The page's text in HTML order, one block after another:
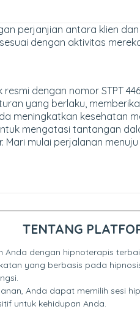
perjanjian antara klien
dengan aktivitas
dengan nomor STPT
yang berlaku,
meningkatkan kesehatan
mengatasi tantangan
Mari mulai perjalanan
TENTANG
dengan hipnoterapis
yang berbasis pada
Anda dapat memilih sesi
untuk kehidupan Anda.